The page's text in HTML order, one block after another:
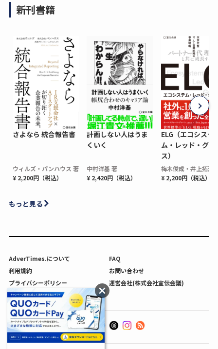
新刊書籍
さよなら 統合報告書
ウィルズ・パンハウス 著
¥ 2,200円（税込）
計画しない人はうま
くいく
中村洋基 著
¥ 2,420円（税込）
ELG（エコシステ
ム・レッド・グロ
ス）
梅木俊成・井上拓海
¥ 2,200円（税込）
もっと見る
AdverTimes.について
FAQ
利用規約
お問い合わせ
プライバシーポリシー
運営会社(株式会社宣伝会議)
利用者情報の外部送信について